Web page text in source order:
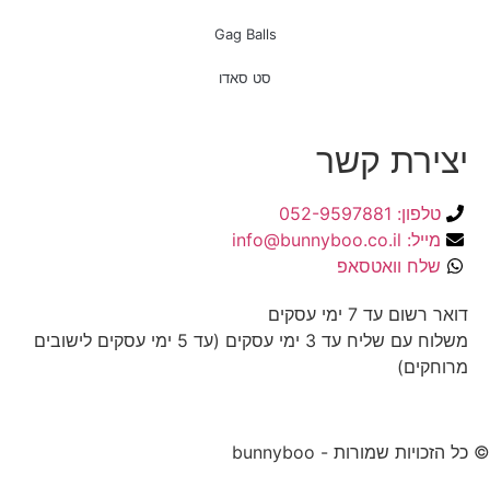
Gag Balls
סט סאדו
יצירת קשר
טלפון: 052-9597881
מייל: info@bunnyboo.co.il
שלח וואטסאפ
דואר רשום עד 7 ימי עסקים
משלוח עם שליח עד 3 ימי עסקים (עד 5 ימי עסקים לישובים
מרוחקים)
© כל הזכויות שמורות - bunnyboo